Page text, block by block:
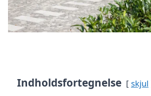
Indholdsfortegnelse skjul